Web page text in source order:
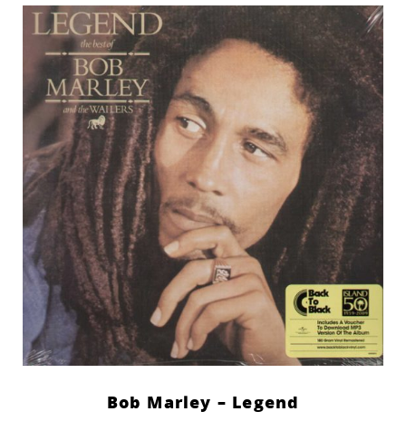
Bob Marley – Legend